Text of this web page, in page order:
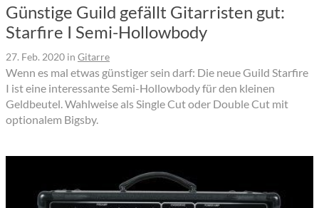
Günstige Guild gefällt Gitarristen gut:
Starfire I Semi-Hollowbody
27. Feb. 2020 in Gitarre
Wenn es mal etwas günstiger sein darf: Die neue Guild Starfire
I ist eine interessante Semi-Hollowbody für den kleinen
Geldbeutel. Wahlweise als Single Cut oder Double Cut mit
optionalem Bigsby.